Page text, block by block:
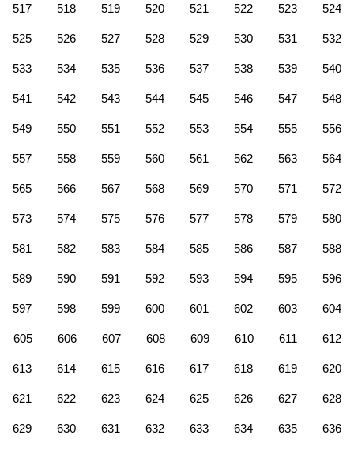
517 518 519 520 521 522 523 524
525 526 527 528 529 530 531 532
533 534 535 536 537 538 539 540
541 542 543 544 545 546 547 548
549 550 551 552 553 554 555 556
557 558 559 560 561 562 563 564
565 566 567 568 569 570 571 572
573 574 575 576 577 578 579 580
581 582 583 584 585 586 587 588
589 590 591 592 593 594 595 596
597 598 599 600 601 602 603 604
605 606 607 608 609 610 611 612
613 614 615 616 617 618 619 620
621 622 623 624 625 626 627 628
629 630 631 632 633 634 635 636